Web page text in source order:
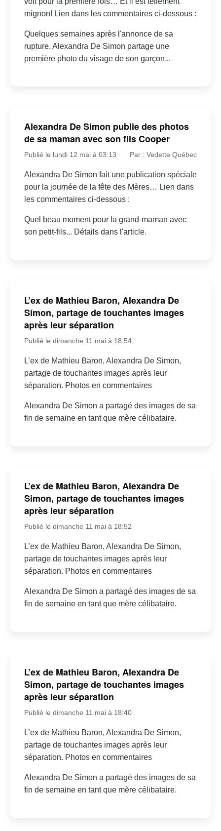
mignon! Lien dans les commentaires ci-dessous :
Quelques semaines après l'annonce de sa
rupture, Alexandra De Simon partage une
première photo du visage de son garçon...
Alexandra De Simon publie des photos
de sa maman avec son fils Cooper
Publié le lundi 12 mai à 03:13 Par : Vedette Québec
Alexandra De Simon fait une publication spéciale
pour la journée de la fête des Mères… Lien dans
les commentaires ci-dessous :
Quel beau moment pour la grand-maman avec
son petit-fils... Détails dans l'article.
L’ex de Mathieu Baron, Alexandra De
Simon, partage de touchantes images
après leur séparation
Publié le dimanche 11 mai à 18:54
L’ex de Mathieu Baron, Alexandra De Simon,
partage de touchantes images après leur
séparation. Photos en commentaires
Alexandra De Simon a partagé des images de sa
fin de semaine en tant que mère célibataire.
L’ex de Mathieu Baron, Alexandra De
Simon, partage de touchantes images
après leur séparation
Publié le dimanche 11 mai à 18:52
L’ex de Mathieu Baron, Alexandra De Simon,
partage de touchantes images après leur
séparation. Photos en commentaires
Alexandra De Simon a partagé des images de sa
fin de semaine en tant que mère célibataire.
L’ex de Mathieu Baron, Alexandra De
Simon, partage de touchantes images
après leur séparation
Publié le dimanche 11 mai à 18:40
L’ex de Mathieu Baron, Alexandra De Simon,
partage de touchantes images après leur
séparation. Photos en commentaires
Alexandra De Simon a partagé des images de sa
fin de semaine en tant que mère célibataire.